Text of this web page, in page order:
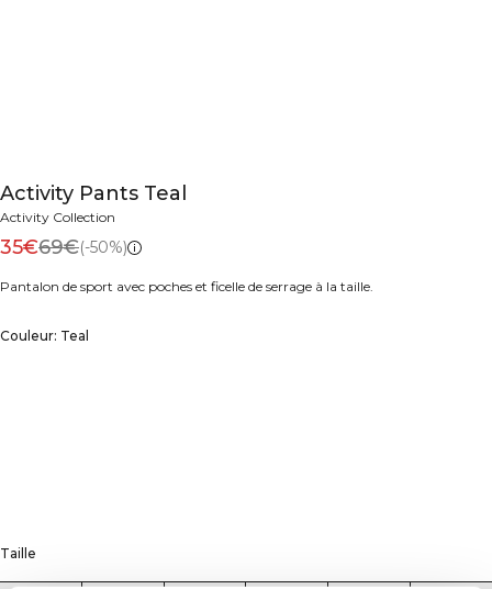
Activity Pants Teal
Activity Collection
35€69€(-50%)
Pantalon de sport avec poches et ficelle de serrage à la taille.
Couleur: Teal
Taille